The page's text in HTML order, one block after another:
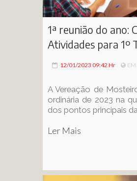
1ª reunião do ano:
Atividades para 1º
12/01/2023 09:42 Hr EM:
A Vereação de
ordinária de 2023 na
dos pontos principais
Ler Mais